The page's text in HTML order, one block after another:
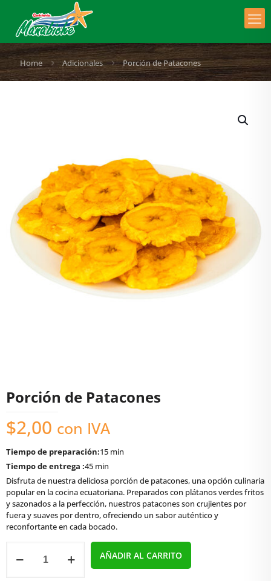
Home Adicionales Porción de Patacones
Porción de Patacones
$2,00 con IVA
Tiempo de preparación:15 min
Tiempo de entrega :45 min
Disfruta de nuestra deliciosa porción de patacones, una opción culinaria
popular en la cocina ecuatoriana. Preparados con plátanos verdes fritos
y sazonados a la perfección, nuestros patacones son crujientes por
fuera y suaves por dentro, ofreciendo un sabor auténtico y
reconfortante en cada bocado.
AÑADIR AL CARRITO